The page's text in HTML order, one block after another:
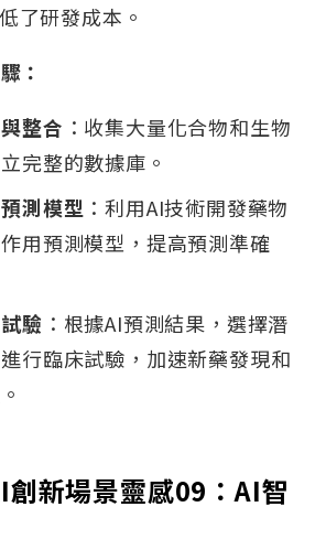
了研發成本。
：
整合 ：收集大量化合物和生物
完整的數據庫。
測模型 ：利用AI技術開發藥物
用預測模型，提高預測準確
驗 ：根據AI預測結果，選擇潛
行臨床試驗，加速新藥發現和
創新場景靈感09：AI智